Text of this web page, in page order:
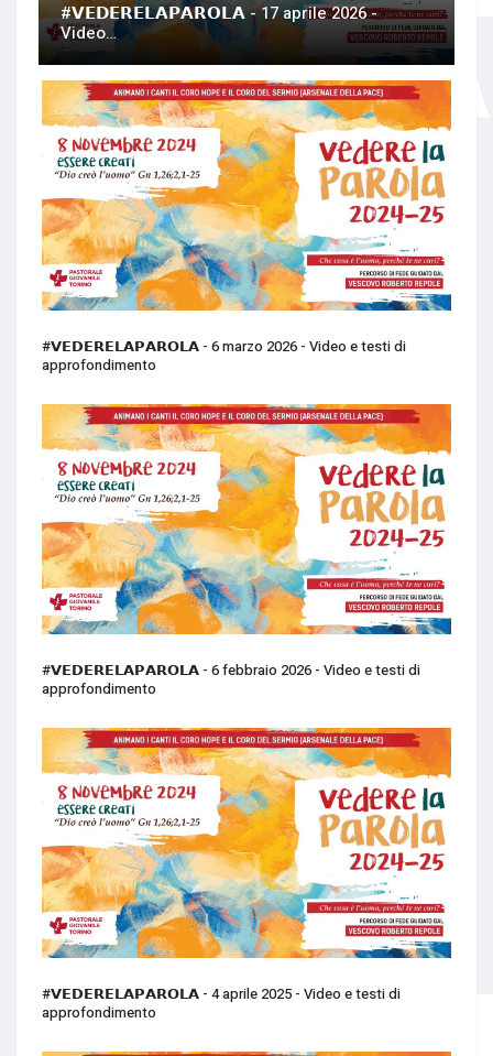
#𝗩𝗘𝗗𝗘𝗥𝗘𝗟𝗔𝗣𝗔𝗥𝗢𝗟𝗔 - 17 aprile 2026 -
Video…
#𝗩𝗘𝗗𝗘𝗥𝗘𝗟𝗔𝗣𝗔𝗥𝗢𝗟𝗔 - 6 marzo 2026 - Video e testi di
approfondimento
#𝗩𝗘𝗗𝗘𝗥𝗘𝗟𝗔𝗣𝗔𝗥𝗢𝗟𝗔 - 6 febbraio 2026 - Video e testi di
approfondimento
#𝗩𝗘𝗗𝗘𝗥𝗘𝗟𝗔𝗣𝗔𝗥𝗢𝗟𝗔 - 4 aprile 2025 - Video e testi di
approfondimento